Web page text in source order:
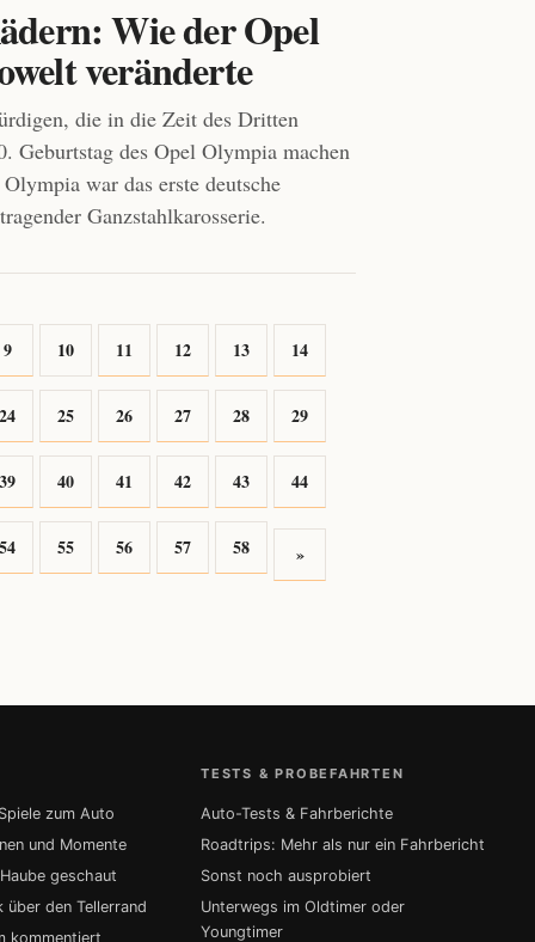
Wie der Opel
veränderte
die in die Zeit des Dritten
Geburtstag des Opel Olympia machen
war das erste deutsche
Ganzstahlkarosserie.
9 10 11 12 13 14
24 25 26 27 28 29
39 40 41 42 43 44
54 55 56 57 58 »
zum Auto
und Momente
geschaut
über den Tellerrand
kommentiert
TESTS & PROBEFAHRTEN
Auto-Tests & Fahrberichte
Roadtrips: Mehr als nur ein Fahrbericht
Sonst noch ausprobiert
Unterwegs im Oldtimer oder
Youngtimer